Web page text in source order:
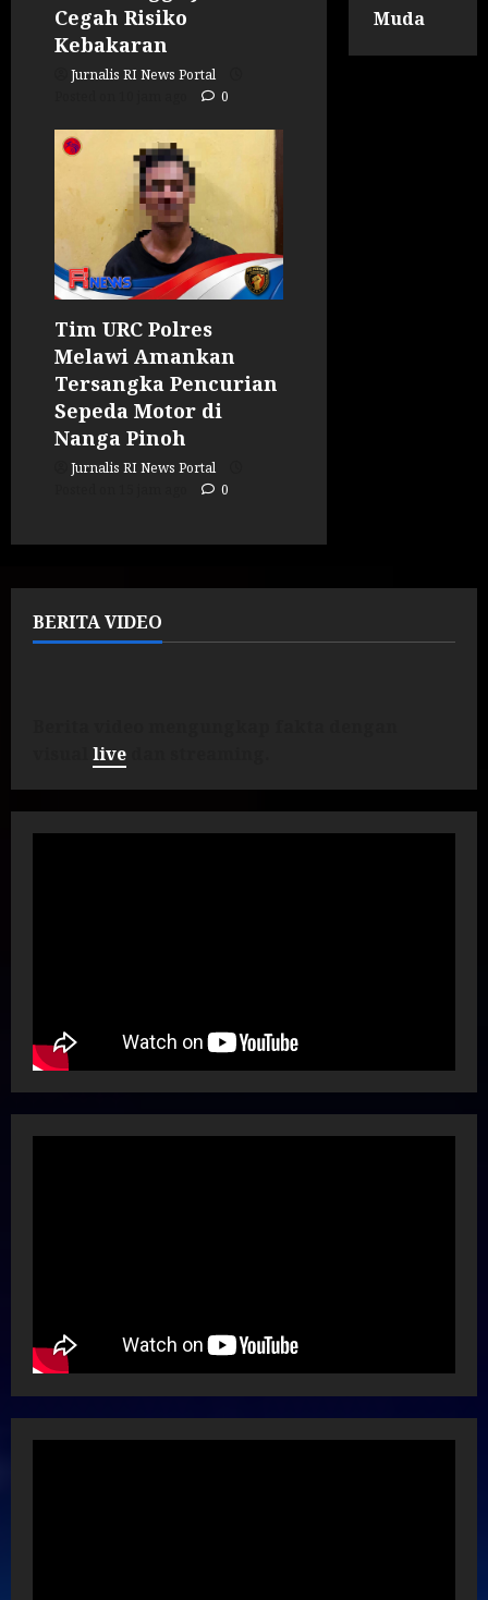
Cegah Risiko
Kebakaran
Jurnalis RI News Portal
0
Tim URC Polres
Melawi Amankan
Tersangka Pencurian
Sepeda Motor di
Nanga Pinoh
Jurnalis RI News Portal
0
Muda
BERITA VIDEO
live